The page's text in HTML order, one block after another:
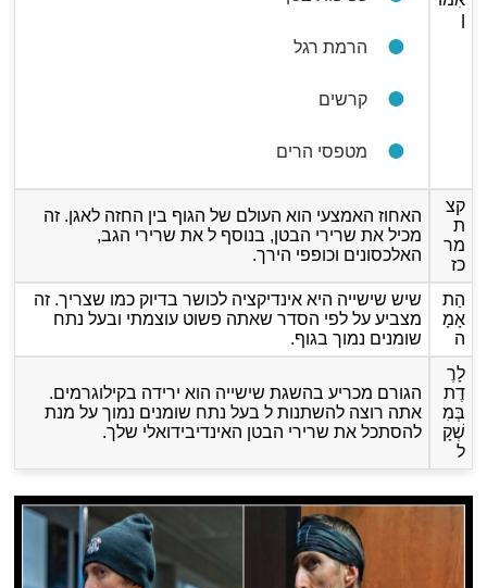
ן
הרמת רגל
קרשים
מטפסי הרים
קצ
ת
מר
כז
האחוז האמצעי הוא העולם של הגוף בין החזה לאגן. זה
מכיל את שרירי הבטן, בנוסף ל את שרירי הגב,
האלכסונים וכופפי הירך.
הַת
אָמָ
ה
שיש שישייה היא אינדיקציה לכושר בדיוק כמו שצריך. זה
מצביע על לפי הסדר שאתה פשוט עוצמתי ובעל נתח
שומנים נמוך בגוף.
לָרֶ
דֶת
בְּמִ
שְׁקָ
ל
הגורם מכריע בהשגת שישייה הוא ירידה בקילוגרמים.
אתה רוצה להשתנות ל בעל נתח שומנים נמוך על מנת
להסתכל את שרירי הבטן האינדיבידואלי שלך.